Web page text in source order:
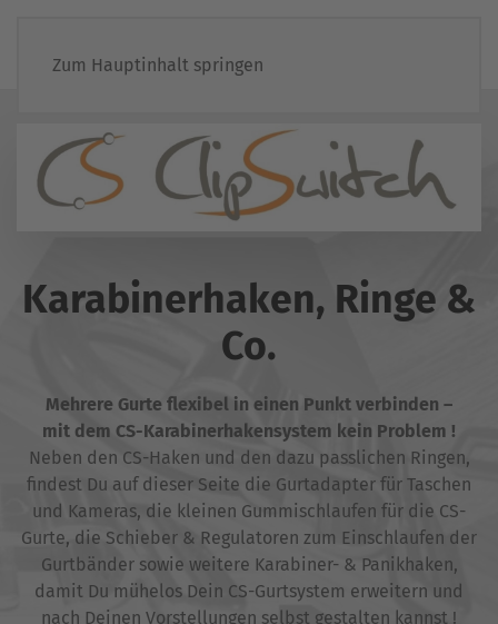
Zum Hauptinhalt springen
Karabinerhaken, Ringe &
Co.
Mehrere Gurte flexibel in einen Punkt verbinden –
mit dem CS-Karabinerhakensystem kein Problem !
Neben den CS-Haken und den dazu passlichen Ringen,
findest Du auf dieser Seite die Gurtadapter für Taschen
und Kameras, die kleinen Gummischlaufen für die CS-
Gurte, die Schieber & Regulatoren zum Einschlaufen der
Gurtbänder sowie weitere Karabiner- & Panikhaken,
damit Du mühelos Dein CS-Gurtsystem erweitern und
nach Deinen Vorstellungen selbst gestalten kannst !